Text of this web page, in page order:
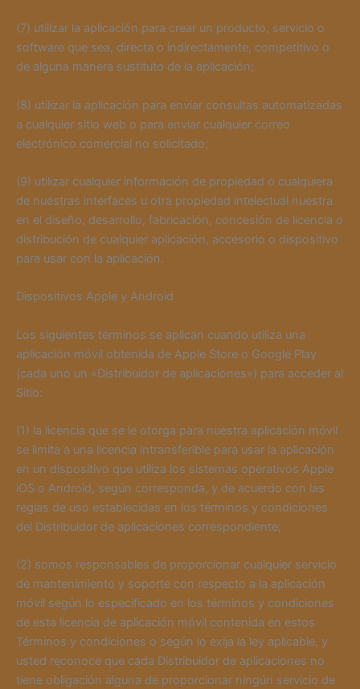
(7) utilizar la aplicación para crear un producto, servicio o
software que sea, directa o indirectamente, competitivo o
de alguna manera sustituto de la aplicación;
(8) utilizar la aplicación para enviar consultas automatizadas
a cualquier sitio web o para enviar cualquier correo
electrónico comercial no solicitado;
(9) utilizar cualquier información de propiedad o cualquiera
de nuestras interfaces u otra propiedad intelectual nuestra
en el diseño, desarrollo, fabricación, concesión de licencia o
distribución de cualquier aplicación, accesorio o dispositivo
para usar con la aplicación.
Dispositivos Apple y Android
Los siguientes términos se aplican cuando utiliza una
aplicación móvil obtenida de Apple Store o Google Play
(cada uno un «Distribuidor de aplicaciones») para acceder al
Sitio:
(1) la licencia que se le otorga para nuestra aplicación móvil
se limita a una licencia intransferible para usar la aplicación
en un dispositivo que utiliza los sistemas operativos Apple
iOS o Android, según corresponda, y de acuerdo con las
reglas de uso establecidas en los términos y condiciones
del Distribuidor de aplicaciones correspondiente;
(2) somos responsables de proporcionar cualquier servicio
de mantenimiento y soporte con respecto a la aplicación
móvil según lo especificado en los términos y condiciones
de esta licencia de aplicación móvil contenida en estos
Términos y condiciones o según lo exija la ley aplicable, y
usted reconoce que cada Distribuidor de aplicaciones no
tiene obligación alguna de proporcionar ningún servicio de